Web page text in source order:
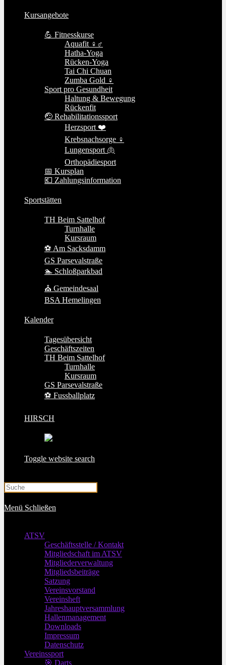
Kursangebote
💪 Fitnesskurse
Aquafit ♀♂
Hatha-Yoga
Rücken-Yoga
Tai Chi Chuan
Zumba Gold ♀
Sport pro Gesundheit
Haltung & Bewegung
Rückenfit
🤕 Rehabilitationssport
Herzsport ❤️
Krebsnachsorge ♀
Lungensport 🫁
Orthopädiesport
📅 Kursplan
💶 Zahlungsinformation
Sportstätten
TH Beim Sattelhof
Turnhalle
Kursraum
⚽ Am Sacksdamm
GS Parsevalstraße
🏊 Schloßparkbad
⛪ Gemeindesaal
BSA Hemelingen
Kalender
Tagesübersicht
Geschäftszeiten
TH Beim Sattelhof
Turnhalle
Kursraum
GS Parsevalstraße
⚽ Fussballplatz
HIRSCH
Toggle website search
Menü Schließen
ATSV
Geschäftsstelle / Kontakt
Mitgliedschaft im ATSV
Mitgliederverwaltung
Mitgliedsbeiträge
Satzung
Vereinsvorstand
Vereinsheft
Jahreshauptversammlung
Hallenmanagement
Downloads
Impressum
Datenschutz
Vereinssport
🎯 Darts